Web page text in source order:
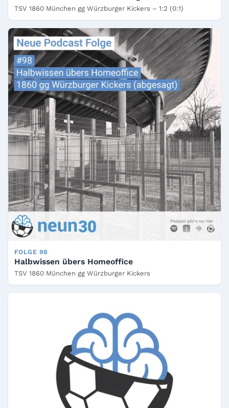
TSV 1860 München gg Würzburger Kickers – 1:2 (0:1)
FOLGE 98
Halbwissen übers Homeoffice
TSV 1860 München gg Würzburger Kickers